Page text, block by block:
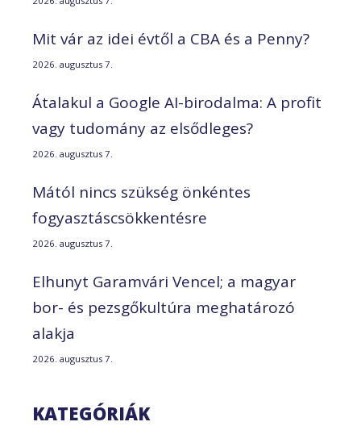
Mit vár az idei évtől a CBA és a Penny?
2026. augusztus 7.
Átalakul a Google AI-birodalma: A profit
vagy tudomány az elsődleges?
2026. augusztus 7.
Mától nincs szükség önkéntes
fogyasztáscsökkentésre
2026. augusztus 7.
Elhunyt Garamvári Vencel; a magyar
bor- és pezsgőkultúra meghatározó
alakja
2026. augusztus 7.
KATEGÓRIÁK